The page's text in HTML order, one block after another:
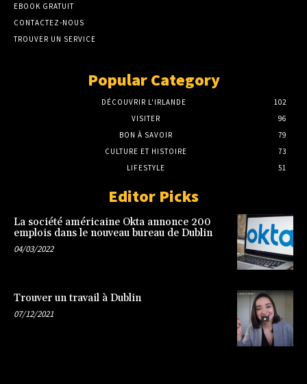
EBOOK GRATUIT
CONTACTEZ-NOUS
TROUVER UN SERVICE
Popular Category
DÉCOUVRIR L'IRLANDE
102
VISITER
96
BON À SAVOIR
79
CULTURE ET HISTOIRE
73
LIFESTYLE
51
Editor Picks
La société américaine Okta annonce 200
emplois dans le nouveau bureau de Dublin
04/03/2022
Trouver un travail à Dublin
07/12/2021